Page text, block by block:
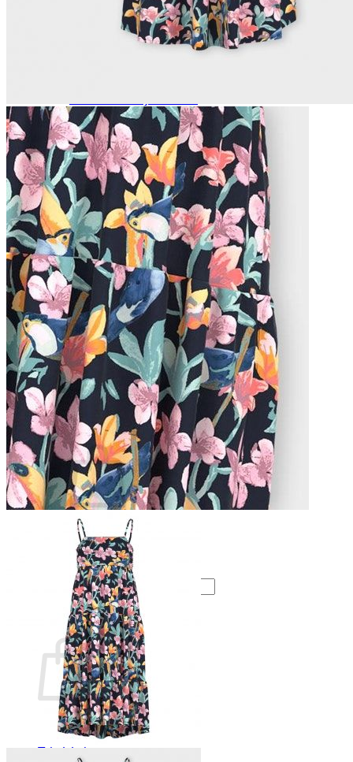
Lasten paidat
Lasten paidat
Lasten kauluspaidat
Lasten trikoopaidat
Mekot ja hameet
Lasten puvut,bleiserit,liivit
Liivit
Lasten housut
Lasten housut
Lasten trikoo-ja collegehousut
Lasten farkut
Lasten shortsit
Lasten juhlahousut
Yöasut ja kylpytakit
Lasten yöpaidat
Lasten pyjamat
Kylpytakit
Lasten asusteet
Vyöt, käsineet,pipot, ym
Sukat, sukkahousut, ym
Lasten ulkoilu
Lasten takit
Ulkoilupuvut, housut ja haalarit
Kirjaudu
Ostoskori on tyhjä.
Takaisin kauppaan
Etsi:
Ostoskori
Ostoskori on tyhjä.
Takaisin kauppaan